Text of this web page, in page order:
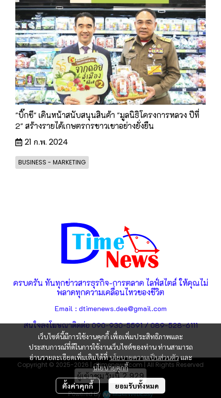
"บิ๊กซี" เดินหน้าสนับสนุนสินค้า "มูลนิธิโครงการหลวง ปีที่
2" สร้างรายได้เกษตรกรชาวเขาอย่างยั่งยืน
21 ก.พ. 2024
BUSINESS - MARKETING
เว็บไซต์นี้มีการใช้งานคุกกี้ เพื่อเพิ่มประสิทธิภาพและ
ประสบการณ์ที่ดีในการใช้งานเว็บไซต์ของท่าน ท่านสามารถ
อ่านรายละเอียดเพิ่มเติมได้ที่นโยบายความเป็นส่วนตัวและ
นโยบายคุกกี้
ตั้งค่าคุกกี้ ยอมรับทั้งหมด
ครบครัน ทันทุกข่าวสารธุรกิจ-การตลาด ไลฟ์สไตล์ ให้คุณไม่
พลาดทุกความเคลื่อนไหวของชีวิต
Email : dtimenews.dee@gmail.com
สนใจลงโฆษณาติดต่อ 090-930-5591 / 089-528-6111
Copyright © 2025-2026 | dtimenews.com | All Rights Reserved
ผู้เข้าชมวันนี้2,929
Powered By MakeWebEasy